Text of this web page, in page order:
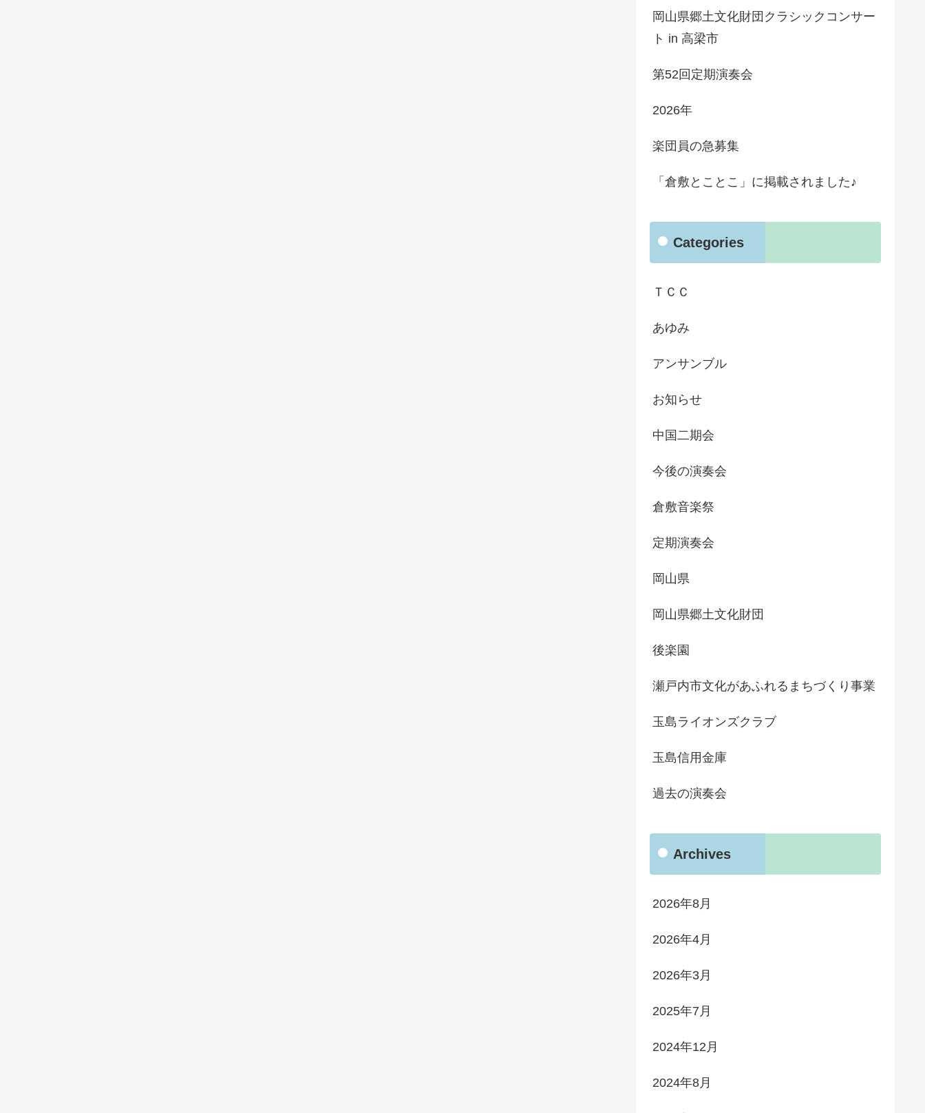
岡山県郷土文化財団クラシックコンサー
ト in 高梁市
第52回定期演奏会
2026年
楽団員の急募集
「倉敷とことこ」に掲載されました♪
Categories
ＴＣＣ
あゆみ
アンサンブル
お知らせ
中国二期会
今後の演奏会
倉敷音楽祭
定期演奏会
岡山県
岡山県郷土文化財団
後楽園
瀬戸内市文化があふれるまちづくり事業
玉島ライオンズクラブ
玉島信用金庫
過去の演奏会
Archives
2026年8月
2026年4月
2026年3月
2025年7月
2024年12月
2024年8月